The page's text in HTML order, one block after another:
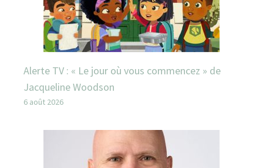
Alerte TV : « Le jour où vous commencez » de
Jacqueline Woodson
6 août 2026